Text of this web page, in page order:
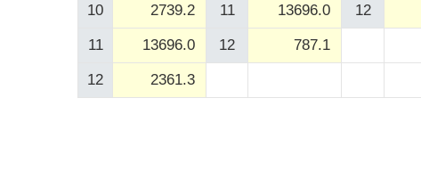
10 2739.2 11 13696.0 12
11 13696.0 12 787.1
12 2361.3